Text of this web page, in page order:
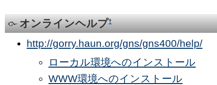
オンラインヘルプ†
http://gorry.haun.org/gns/gns400/help/
ローカル環境へのインストール
WWW環境へのインストール